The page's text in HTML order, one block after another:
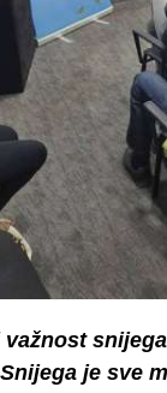
je sve